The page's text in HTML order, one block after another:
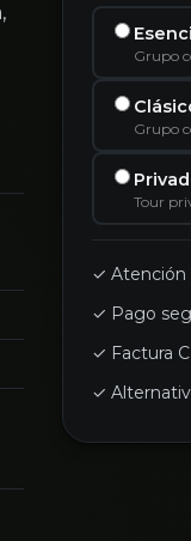
Grupo
Grupo
Tour
✓ Atención
✓ Pago
✓ Factura
✓